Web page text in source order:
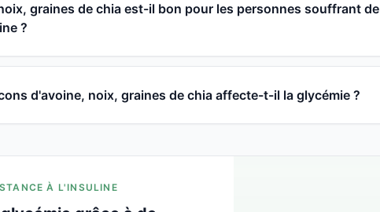
graines de chia est-il bon pour les personnes souffrant de
?
d'avoine, noix, graines de chia affecte-t-il la glycémie ?
À L'INSULINE